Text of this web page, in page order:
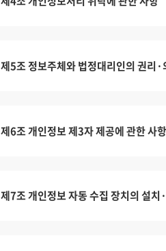
제5조 정보주체와 법정대리인의 권리
제6조 개인정보 제3자 제공에 관한 사항
제7조 개인정보 자동 수집 장치의 설치